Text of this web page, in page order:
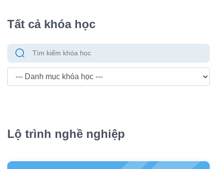
Tất cả khóa học
Lộ trình nghề nghiệp